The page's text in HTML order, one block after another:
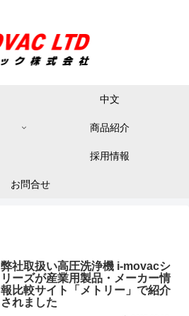
中文
商品紹介
採用情報
お問合せ
弊社取扱い高圧洗浄機 i-movacシ
リーズが産業用製品・メーカー情
報比較サイト「メトリー」で紹介
されました